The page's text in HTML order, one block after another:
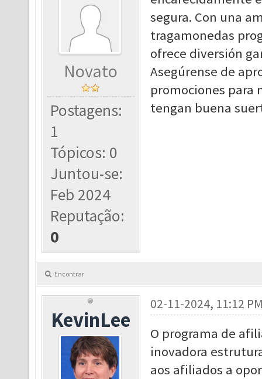
Novato
Postagens:
1
Tópicos: 0
Juntou-se:
Feb 2024
Reputação:
0
segura. Con una
tragamonedas
ofrece diversión
Asegúrense de
promociones para
tengan buena
Encontrar
KevinLee
02-11-2024, 11:12
O programa de
inovadora
aos afiliados a